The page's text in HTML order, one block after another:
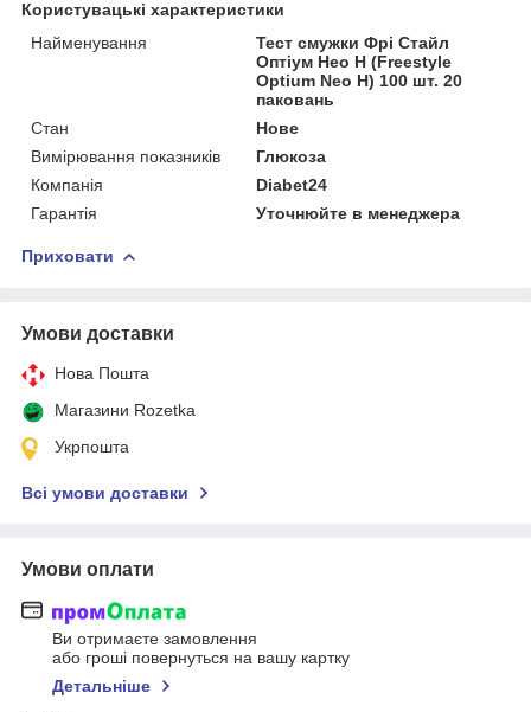
Користувацькі характеристики
Найменування
Тест смужки Фрі Стайл
Оптіум Нео Н (Freestyle
Optium Neo H) 100 шт. 20
паковань
Стан
Нове
Вимірювання показників
Глюкоза
Компанія
Diabet24
Гарантія
Уточнюйте в менеджера
Приховати
Умови доставки
Нова Пошта
Магазини Rozetka
Укрпошта
Всі умови доставки
Умови оплати
Ви отримаєте замовлення
або гроші повернуться на вашу картку
Детальніше